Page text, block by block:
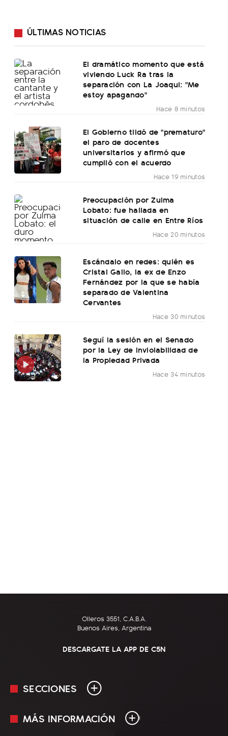
ÚLTIMAS NOTICIAS
El dramático momento que está
viviendo Luck Ra tras la
separación con La Joaqui: "Me
estoy apagando"
Hace 8 minutos
El Gobierno tildó de "prematuro"
el paro de docentes
universitarios y afirmó que
cumplió con el acuerdo
Hace 19 minutos
Preocupación por Zulma
Lobato: fue hallada en
situación de calle en Entre Ríos
Hace 20 minutos
Escándalo en redes: quién es
Cristal Gallo, la ex de Enzo
Fernández por la que se había
separado de Valentina
Cervantes
Hace 30 minutos
Seguí la sesión en el Senado
por la Ley de Inviolabilidad de
la Propiedad Privada
Hace 34 minutos
Olleros 3551, C.A.B.A.
Buenos Aires, Argentina
DESCARGATE LA APP DE C5N
SECCIONES
En Vivo
MÁS INFORMACIÓN